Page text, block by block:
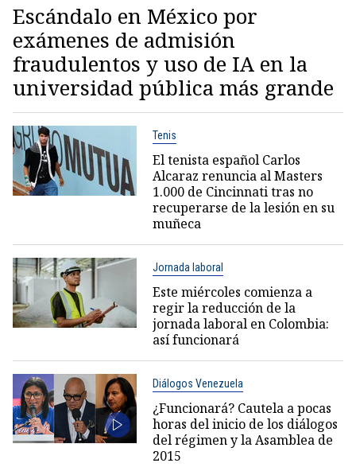
Escándalo en México por
exámenes de admisión
fraudulentos y uso de IA en la
universidad pública más grande
Tenis
El tenista español Carlos
Alcaraz renuncia al Masters
1.000 de Cincinnati tras no
recuperarse de la lesión en su
muñeca
Jornada laboral
Este miércoles comienza a
regir la reducción de la
jornada laboral en Colombia:
así funcionará
Diálogos Venezuela
¿Funcionará? Cautela a pocas
horas del inicio de los diálogos
del régimen y la Asamblea de
2015